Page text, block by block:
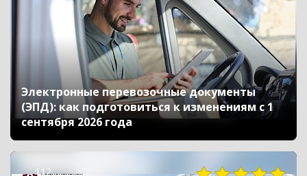
Электронные перевозочные документы
(ЭПД): как подготовиться к изменениям с 1
сентября 2026 года
112